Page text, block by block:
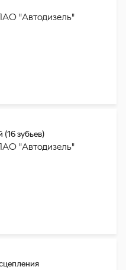
"Автодизель"
зубьев)
"Автодизель"